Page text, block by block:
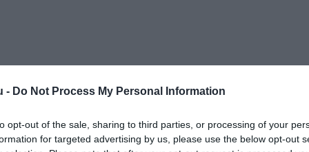
- Do Not Process My Personal Information
opt-out of the sale, sharing to third parties, or processing of your
for targeted advertising by us, please use the below opt-out